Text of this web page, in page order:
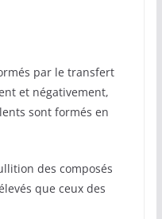
par le transfert
et négativement,
sont formés en
des composés
que ceux des